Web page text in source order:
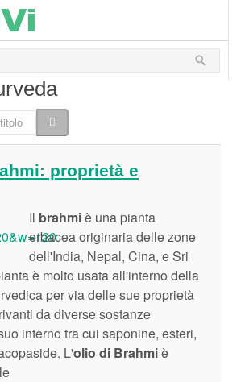
Salute
Fitness
Relax
Viaggi & Vacanze
proprietà e
Il brahmiè una pianta
erbacea originaria delle zone
dell'India, Nepal, Cina, e Sri
è molto usata all'interno della
per via delle sue proprietà
da diverse sostanze
interno tra cui saponine, esteri,
L'olio di Brahmiè